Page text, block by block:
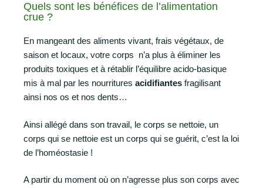
Quels sont les bénéfices de l’alimentation
crue ?
En mangeant des aliments vivant, frais végétaux, de
saison et locaux, votre corps n’a plus à éliminer les
produits toxiques et à rétablir l’équilibre acido-basique
mis à mal par les nourritures acidifiantes fragilisant
ainsi nos os et nos dents…
Ainsi allégé dans son travail, le corps se nettoie, un
corps qui se nettoie est un corps qui se guérit, c’est la loi
de l’homéostasie !
A partir du moment où on n’agresse plus son corps avec